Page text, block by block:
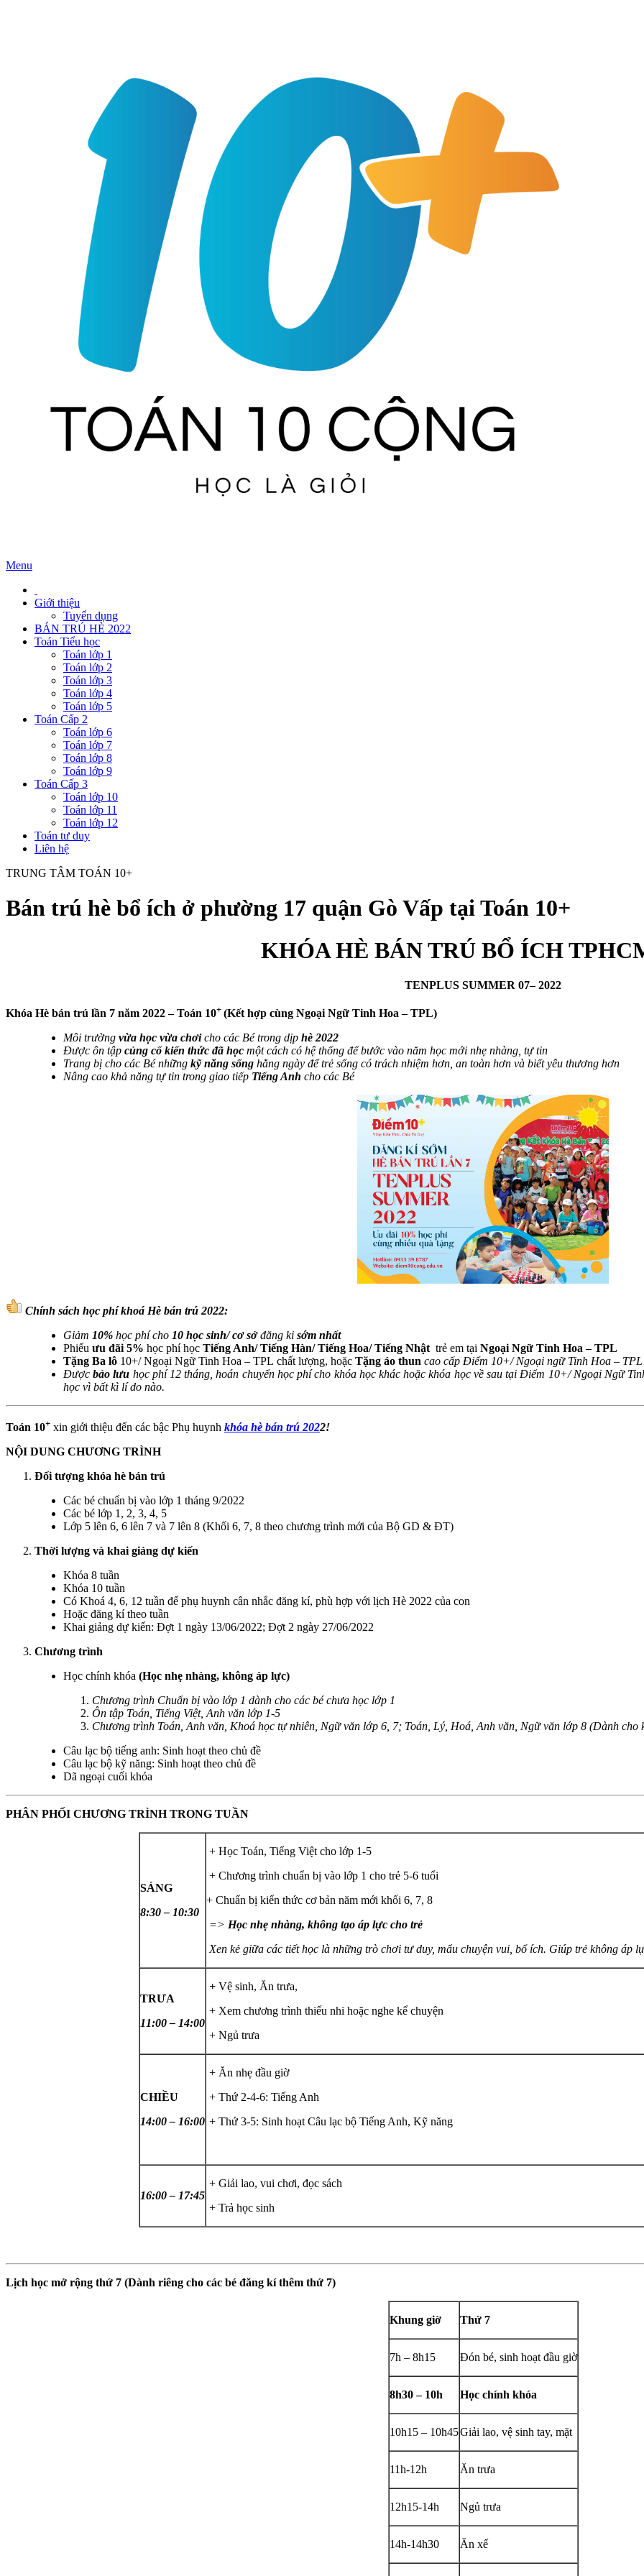
Menu
Giới thiệu
Tuyển dụng
BÁN TRÚ HÈ 2022
Toán Tiểu học
Toán lớp 1
Toán lớp 2
Toán lớp 3
Toán lớp 4
Toán lớp 5
Toán Cấp 2
Toán lớp 6
Toán lớp 7
Toán lớp 8
Toán lớp 9
Toán Cấp 3
Toán lớp 10
Toán lớp 11
Toán lớp 12
Toán tư duy
Liên hệ
TRUNG TÂM TOÁN 10+
Bán trú hè bổ ích ở phường 17 quận Gò Vấp tại Toán 10+
KHÓA HÈ BÁN TRÚ BỔ ÍCH
TENPLUS SUMMER 07– 2022
Khóa Hè bán trú lần 7 năm 2022 – Toán 10+ (Kết hợp cùng Ngoại Ngữ Tinh Hoa – TPL)
Môi trường vừa học vừa chơicho các Bé trong dịp hè 2022
Được ôn tập củng cố kiến thức đã học một cách có hệ thống để bước vào năm học mới nhẹ nhàng, tự tin
Trang bị cho các Bé những kỹ năng sống hằng ngày để trẻ sống có trách nhiệm hơn, an toàn hơn và biết yêu thương hơn
Nâng cao khả năng tự tin trong giao tiếp Tiếng Anh cho các Bé
Chính sách học phí khoá Hè bán trú 2022:
Giảm 10% học phí cho 10 học sinh/ cơ sởđăng ki sớm nhất
Phiếu ưu đãi 5% học phí học Tiếng Anh/ Tiếng Hàn/ Tiếng Hoa/ Tiếng Nhật trẻ em tại Ngoại Ngữ Tinh Hoa – TPL
Tặng Ba lô 10+/ Ngoại Ngữ Tinh Hoa – TPL chất lượng, hoặc Tặng áo thun cao cấp Điểm 10+/ Ngoại ngữ Tinh Hoa –
Đượcbảo lưu học phí 12 tháng, hoán chuyển học phí cho khóa học khác hoặc khóa học về sau tại Điểm 10+/ Ngoại Ngữ
học vì bất kì lí do nào.
Toán 10+ xin giới thiệu đến các bậc Phụ huynh khóa hè bán trú​ 2022!
NỘI DUNG CHƯƠNG TRÌNH
Đối tượng khóa hè bán trú
Các bé chuẩn bị vào lớp 1 tháng 9/2022
Các bé lớp 1, 2, 3, 4, 5
Lớp 5 lên 6, 6 lên 7 và 7 lên 8 (Khối 6, 7, 8 theo chương trình mới của Bộ GD & ĐT)
Thời lượng và khai giảng dự kiến
Khóa 8 tuần
Khóa 10 tuần
Có Khoá 4, 6, 12 tuần để phụ huynh cân nhắc đăng kí, phù hợp với lịch Hè 2022 của con
Hoặc đăng kí theo tuần
Khai giảng dự kiến: Đợt 1 ngày 13/06/2022; Đợt 2 ngày 27/06/2022
Chương trình
Học chính khóa (Học nhẹ nhàng, không áp lực)
Chương trình Chuẩn bị vào lớp 1 dành cho các bé chưa học lớp 1
Ôn tập Toán, Tiếng Việt, Anh văn lớp 1-5
Chương trình Toán, Anh văn, Khoá học tự nhiên, Ngữ văn lớp 6, 7; Toán, Lý, Hoá, Anh văn, Ngữ văn lớp 8 (Dành cho
Câu lạc bộ tiếng anh: Sinh hoạt theo chủ đề
Câu lạc bộ kỹ năng: Sinh hoạt theo chủ đề
Dã ngoại cuối khóa
PHÂN PHỐI CHƯƠNG TRÌNH TRONG TUẦN
SÁNG
8:30 – 10:30
+ Học Toán, Tiếng Việt cho lớp 1-5
+ Chương trình chuẩn bị vào lớp 1 cho trẻ 5-6 tuổi
+ Chuẩn bị kiến thức cơ bản năm mới khối 6, 7, 8
=> Học nhẹ nhàng, không tạo áp lực cho trẻ
Xen kẻ giữa các tiết học là những trò chơi tư duy, mẩu chuyện vui, bổ ích. Giúp trẻ không áp
TRƯA
11:00 – 14:00
+ Vệ sinh, Ăn trưa,
+ Xem chương trình thiếu nhi hoặc nghe kể chuyện
+ Ngủ trưa
CHIỀU
14:00 – 16:00
+ Ăn nhẹ đầu giờ
+ Thứ 2-4-6: Tiếng Anh
+ Thứ 3-5: Sinh hoạt Câu lạc bộ Tiếng Anh, Kỹ năng
16:00 – 17:45
+ Giải lao, vui chơi, đọc sách
+ Trả học sinh
Lịch học mở rộng thứ 7 (Dành riêng cho các bé đăng kí thêm thứ 7)
Khung giờ Thứ 7
7h – 8h15 Đón bé, sinh hoạt đầu giờ
8h30 – 10h Học chính khóa
10h15 – 10h45Giải lao, vệ sinh tay, mặt
11h-12h Ăn trưa
12h15-14h Ngủ trưa
14h-14h30 Ăn xế